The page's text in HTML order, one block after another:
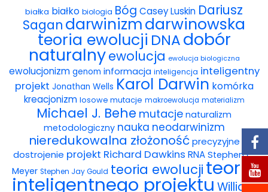
Dla autorów
Darmowy ebook
Księgarnia
FAQ
Spis tekstów
Filmy
białka białko biologia Bóg Casey Luskin Dariusz
Sagan darwinizmdarwinowska
teoria ewolucji DNAdobór
naturalnyewolucja ewolucja biologiczna
ewolucjonizm genom informacja inteligencja inteligentny
projekt Jonathan Wells Karol Darwin komórka
kreacjonizm losowe mutacje makroewolucja materializm
Michael J. Behe mutacje naturalizm
metodologiczny nauka neodarwinizm
nieredukowalna złożoność precyzyjne
dostrojenie projekt Richard Dawkins RNA Stephen C.
Meyer Stephen Jay Gould teoria ewolucji teoria
inteligentnego projektu William